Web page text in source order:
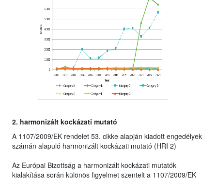
2. harmonizált kockázati mutató
A 1107/2009/EK rendelet 53. cikke alapján kiadott engedélyek
számán alapuló harmonizált kockázati mutató (HRI 2)
Az Európai Bizottság a harmonizált kockázati mutatók
kialakítása során különös figyelmet szentelt a 1107/2009/EK